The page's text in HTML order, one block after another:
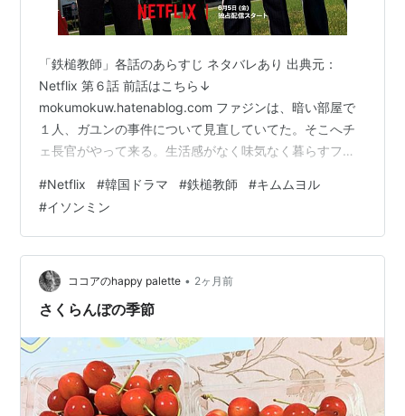
「鉄槌教師」各話のあらすじ ネタバレあり 出典元：
Netflix 第６話 前話はこちら↓
mokumokuw.hatenablog.com ファジンは、暗い部屋で
１人、ガユンの事件について見直していてた。そこへチ
ェ長官がやって来る。生活感がなく味気なく暮らすファ
チェ長官はファジンが事件を見直していたことに気づ
き、「行為に感情が湧くと暴力になる。私に”娘を忘れ
ろ”などと言わせるな。」と、ファジンが復讐心に駆られ
ないよう警告した。教権保護局は、世間からの指示を集
め、次期大統領候補にチェ長官が急上昇。ただ、一方
で”報復集団”というレッテルも拭いきれて…
#Netflix #韓国ドラマ #鉄槌教師 #キムムヨル
#イソンミン
ココアのhappy palette • 2ヶ月前
さくらんぼの季節